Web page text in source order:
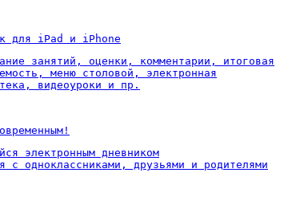
для iPad и iPhone
занятий, оценки, комментарии, итоговая
меню столовой, электронная
видеоуроки и пр.
электронным дневником
с одноклассниками, друзьями и родителями